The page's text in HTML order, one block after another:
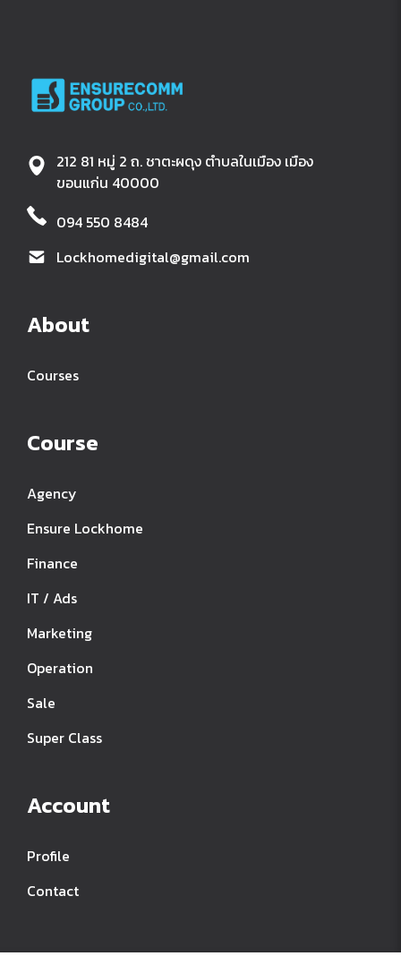
212 81 หมู่ 2 ถ. ชาตะผดุง ตำบลในเมือง เมือง
ขอนแก่น 40000
094 550 8484
Lockhomedigital@gmail.com
About
Courses
Course
Agency
Ensure Lockhome
Finance
IT / Ads
Marketing
Operation
Sale
Super Class
Account
Profile
Contact